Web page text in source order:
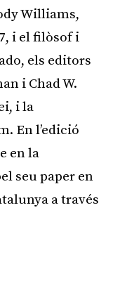
Williams,
i el filòsof i
els editors
i Chad W.
i la
En l’edició
en la
seu paper en
a través